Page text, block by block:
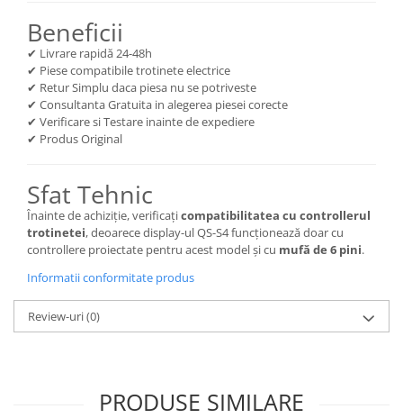
Beneficii
✔ Livrare rapidă 24-48h
✔ Piese compatibile trotinete electrice
✔ Retur Simplu daca piesa nu se potriveste
✔ Consultanta Gratuita in alegerea piesei corecte
✔ Verificare si Testare inainte de expediere
✔ Produs Original
Sfat Tehnic
Înainte de achiziție, verificațicompatibilitatea cu controllerul
trotinetei, deoarece display-ul QS-S4 funcționează doar cu
controllere proiectate pentru acest model și cu mufă de 6 pini.
Informatii conformitate produs
Review-uri(0)
PRODUSE SIMILARE